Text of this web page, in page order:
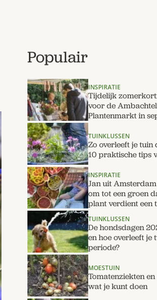
Populair
INSPIRATIE
Tijdelijk
voor de
Plantenmarkt in
TUINKLUSSEN
Zo overleeft je tuin
10 praktische tips
INSPIRATIE
Jan uit
om tot een groen
plant verdient een
TUINKLUSSEN
De hondsdagen
en hoe overleeft je
periode?
MOESTUIN
Tomatenziekten
wat je kunt doen